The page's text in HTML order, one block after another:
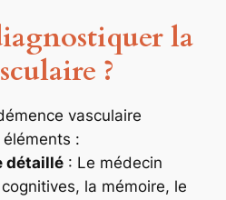
la
?
vasculaire
:
détaillé: Le médecin
la mémoire, le